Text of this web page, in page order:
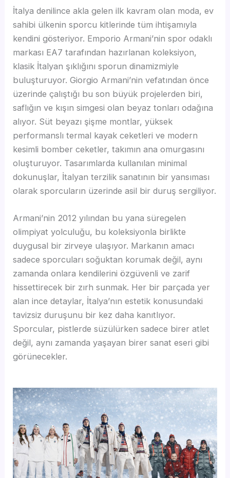
İtalya denilince akla gelen ilk kavram olan moda, ev
sahibi ülkenin sporcu kitlerinde tüm ihtişamıyla
kendini gösteriyor. Emporio Armani’nin spor odaklı
markası EA7 tarafından hazırlanan koleksiyon,
klasik İtalyan şıklığını sporun dinamizmiyle
buluşturuyor. Giorgio Armani’nin vefatından önce
üzerinde çalıştığı bu son büyük projelerden biri,
saflığın ve kışın simgesi olan beyaz tonları odağına
alıyor. Süt beyazı şişme montlar, yüksek
performanslı termal kayak ceketleri ve modern
kesimli bomber ceketler, takımın ana omurgasını
oluşturuyor. Tasarımlarda kullanılan minimal
dokunuşlar, İtalyan terzilik sanatının bir yansıması
olarak sporcuların üzerinde asil bir duruş sergiliyor.
Armani’nin 2012 yılından bu yana süregelen
olimpiyat yolculuğu, bu koleksiyonla birlikte
duygusal bir zirveye ulaşıyor. Markanın amacı
sadece sporcuları soğuktan korumak değil, aynı
zamanda onlara kendilerini özgüvenli ve zarif
hissettirecek bir zırh sunmak. Her bir parçada yer
alan ince detaylar, İtalya’nın estetik konusundaki
tavizsiz duruşunu bir kez daha kanıtlıyor.
Sporcular, pistlerde süzülürken sadece birer atlet
değil, aynı zamanda yaşayan birer sanat eseri gibi
görünecekler.